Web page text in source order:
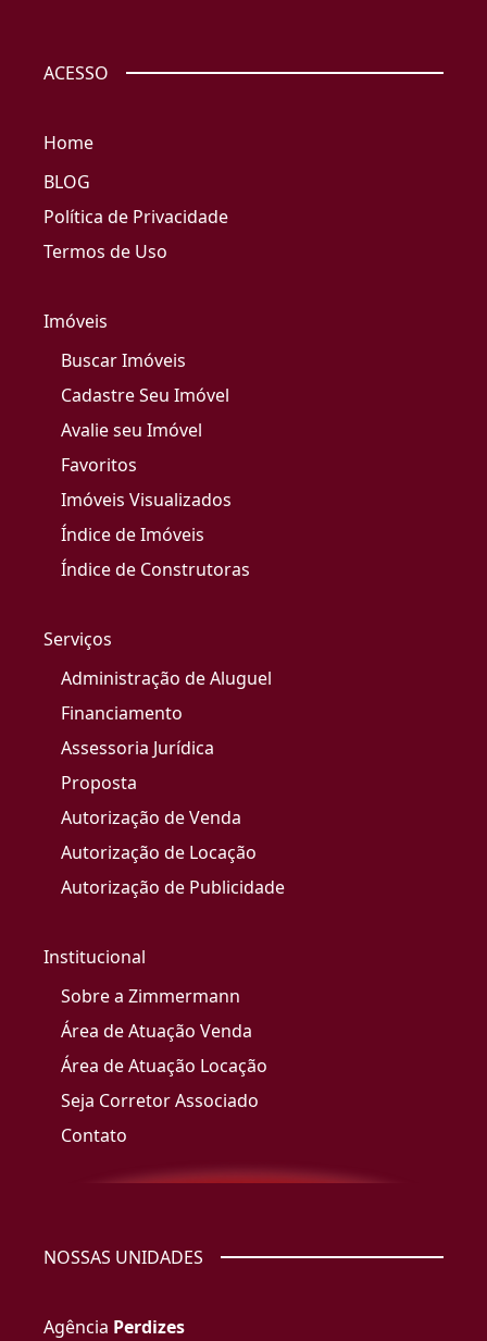
ACESSO
Home
BLOG
Política de Privacidade
Termos de Uso
Imóveis
Buscar Imóveis
Cadastre Seu Imóvel
Avalie seu Imóvel
Favoritos
Imóveis Visualizados
Índice de Imóveis
Índice de Construtoras
Serviços
Administração de Aluguel
Financiamento
Assessoria Jurídica
Proposta
Autorização de Venda
Autorização de Locação
Autorização de Publicidade
Institucional
Sobre a Zimmermann
Área de Atuação Venda
Área de Atuação Locação
Seja Corretor Associado
Contato
NOSSAS UNIDADES
Agência Perdizes